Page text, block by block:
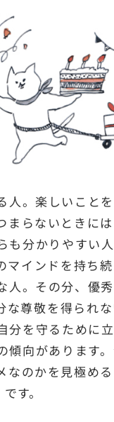
人。楽しいこと
まらないときに
も分かりやすい
マインドを持ち
人。その分、優
な尊敬を得られ
分を守るために
傾向があります
なのかを見極め
す。